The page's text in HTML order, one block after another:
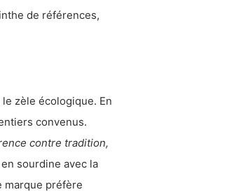
de références,
zèle écologique. En
convenus.
contre tradition,
sourdine avec la
marque préfère